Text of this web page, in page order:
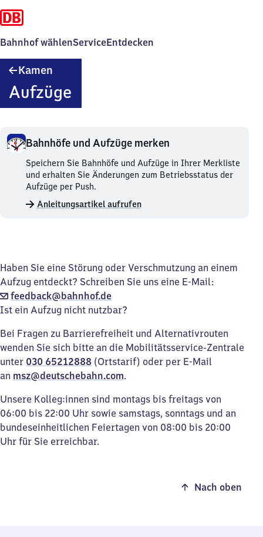
Bahnhof wählenServiceEntdecken
Kamen
Aufzüge
Bahnhöfe und Aufzüge merken
Bahnhöfe
und
Aufzüge
merken.
Speichern Sie Bahnhöfe und Aufzüge in Ihrer Merkliste
und erhalten Sie Änderungen zum Betriebsstatus der
Aufzüge per Push.
Anleitungsartikel aufrufen
Haben Sie eine Störung oder Verschmutzung an einem
Aufzug entdeckt? Schreiben Sie uns eine E-Mail:
feedback@bahnhof.de
Ist ein Aufzug nicht nutzbar?
Bei Fragen zu Barrierefreiheit und Alternativrouten
wenden Sie sich bitte an die Mobilitätsservice-Zentrale
unter 030 65212888 (Ortstarif) oder per E-Mail
an msz@deutschebahn.com.
Unsere Kolleg:innen sind montags bis freitags von
06:00 bis 22:00 Uhr sowie samstags, sonntags und an
bundeseinheitlichen Feiertagen von 08:00 bis 20:00
Uhr für Sie erreichbar.
Nach oben